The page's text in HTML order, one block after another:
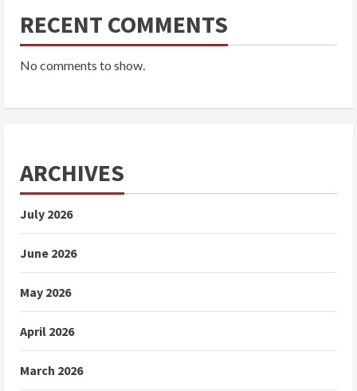
RECENT COMMENTS
No comments to show.
ARCHIVES
July 2026
June 2026
May 2026
April 2026
March 2026